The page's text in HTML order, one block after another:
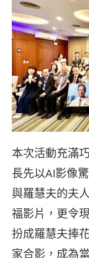
本次活動充滿
長先以AI影像
與羅慧夫的夫
福影片，更令
扮成羅慧夫捧
家合影，成為